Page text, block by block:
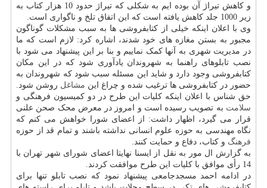
و کاهش تیراژ آن بوده ایم به شکلی که تیراژ حدود 10 هزار کتاب به
زیر 1000 جلد کاهش یافته است که این اتفاق تلخ و ناگواری است.
وی با اعلان اینکه خیلی از کتابفروشی ها به سبب مشکلات گوناگون
مجبور به بستن مغازه های خود شدند، اشاره کرد: لازم است که ما
در مدیریت شهری به آنها کمک نماییم و بنا بر این پیشنهاد می شود با
نصب تابلوهای راهنما به شهروندان یادآوری شود که در این مکان
کتابفروشی وجود دارد و شاید این مسئله سبب شود که شهروندان به
حضور در کتابفروشی ها ترغیب شده و چراغ این مشاغل روشن شود.
حق شناس با اعلان اینکه کلیات این طرح در دو کمیسیون فرهنگی و
سلامت به تصویب رسیده است و امروز در معرض محک صحن علنی
قرار می گیرد، اظهار داشت: از اعضای شورا خواهش می کنم که
نگاه مهندسی به حوزه علوم انسانی نداشته باشند و تمام قد از حوزه
فرهنگ و کتاب، دفاع و حمایت کنند.
به گزارش ال مور به نقل از ایسنا نهایتا اعضای شورای شهر تهران با
14 رأی موافق با کلیات این طرح موافقت کردند.
در ادامه احمد مسجدجامعی پیشنهاد نمود که نصب تابلو تنها برای